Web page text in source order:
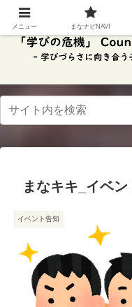
スク
リー
ンリ
ド。
この
ボタ
ンを
と、
リー
まなキキ_イベン
イベント告知
メニュー まなナビNAVI